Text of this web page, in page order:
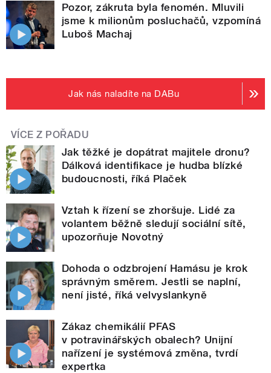
Pozor, zákruta byla fenomén. Mluvili
jsme k milionům posluchačů, vzpomíná
Luboš Machaj
Jak nás naladíte na DABu
VÍCE Z POŘADU
Jak těžké je dopátrat majitele dronu?
Dálková identifikace je hudba blízké
budoucnosti, říká Plaček
Vztah k řízení se zhoršuje. Lidé za
volantem běžně sledují sociální sítě,
upozorňuje Novotný
Dohoda o odzbrojení Hamásu je krok
správným směrem. Jestli se naplní,
není jisté, říká velvyslankyně
Zákaz chemikálií PFAS
v potravinářských obalech? Unijní
nařízení je systémová změna, tvrdí
expertka